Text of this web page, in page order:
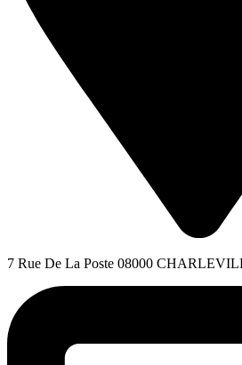
7 Rue De La Poste 08000